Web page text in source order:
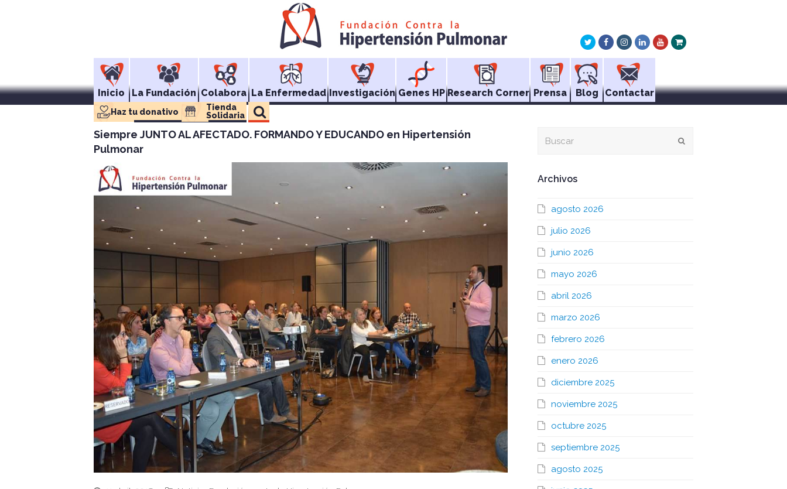
TwitterFacebookInstagram
LinkedInYoutube
Xing
Inicio La Fundación Colabora La Enfermedad Investigación Genes HP Research Corner Prensa Blog Contactar
Haz tu donativo
Tienda
Solidaria
Siempre JUNTO AL AFECTADO. FORMANDO Y EDUCANDO en Hipertensión
Pulmonar
Archivos
agosto 2026
julio 2026
junio 2026
mayo 2026
abril 2026
marzo 2026
febrero 2026
enero 2026
diciembre 2025
noviembre 2025
octubre 2025
septiembre 2025
agosto 2025